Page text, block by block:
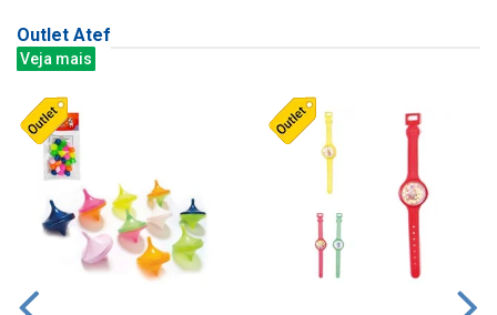
Outlet Atef
Veja mais